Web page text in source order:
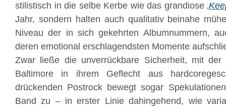
stilistisch in die selbe Kerbe wie das grandiose ‚
Jahr, sondern halten auch qualitativ beinahe
Niveau der in sich gekehrten Albumnummern,
deren emotional erschlagendsten Momente
Zwar ließe die unverrückbare Sicherheit, mit
Baltimore in ihrem Geflecht aus
drückenden Postrock bewegt sogar
Band zu – in erster Linie dahingehend, wie